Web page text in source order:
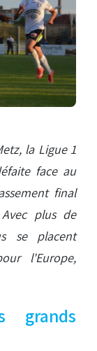
la Ligue 1
face au
final
plus de
se placent
l'Europe,
grands